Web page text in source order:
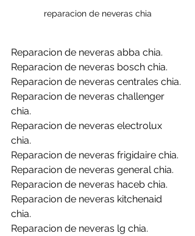
reparacion de neveras chia
Reparacion de neveras abba chia.
Reparacion de neveras bosch chia.
Reparacion de neveras centrales chia.
Reparacion de neveras challenger
chia.
Reparacion de neveras electrolux
chia.
Reparacion de neveras frigidaire chia.
Reparacion de neveras general chia.
Reparacion de neveras haceb chia.
Reparacion de neveras kitchenaid
chia.
Reparacion de neveras lg chia.